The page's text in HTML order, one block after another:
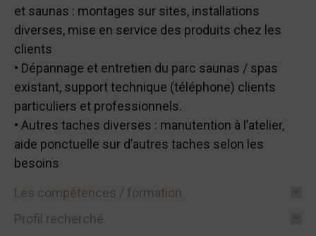
et saunas : montages sur sites, installations
diverses, mise en service des produits chez les
clients
• Dépannage et entretien du parc saunas / spas
existant, support technique (téléphone) clients
particuliers et professionnels.
• Autres taches diverses : manutention à l’atelier,
aide ponctuelle sur d’autres taches selon les
besoins
Les compétences / formation
Profil recherché